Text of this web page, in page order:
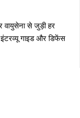
वायुसेना से जुड़ी हर
इंटरव्यू गाइड और डिफेंस